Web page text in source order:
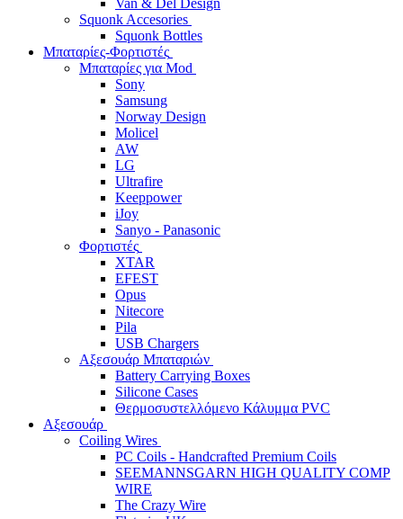
Van & Del Design
Squonk Accesories
Squonk Bottles
Μπαταρίες-Φορτιστές
Μπαταρίες για Mod
Sony
Samsung
Norway Design
Molicel
AW
LG
Ultrafire
Keeppower
iJoy
Sanyo - Panasonic
Φορτιστές
XTAR
EFEST
Opus
Nitecore
Pila
USB Chargers
Αξεσουάρ Μπαταριών
Battery Carrying Boxes
Silicone Cases
Θερμοσυστελλόμενο Κάλυμμα PVC
Αξεσουάρ
Coiling Wires
PC Coils - Handcrafted Premium Coils
SEEMANNSGARN HIGH QUALITY COMP
WIRE
The Crazy Wire